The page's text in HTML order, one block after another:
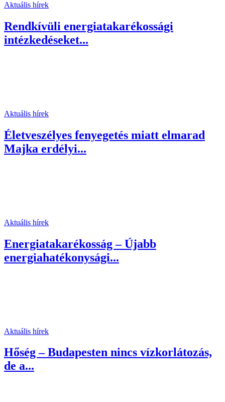
Aktuális hírek
Rendkívüli energiatakarékossági
intézkedéseket...
Aktuális hírek
Életveszélyes fenyegetés miatt elmarad
Majka erdélyi...
Aktuális hírek
Energiatakarékosság – Újabb
energiahatékonysági...
Aktuális hírek
Hőség – Budapesten nincs vízkorlátozás,
de a...